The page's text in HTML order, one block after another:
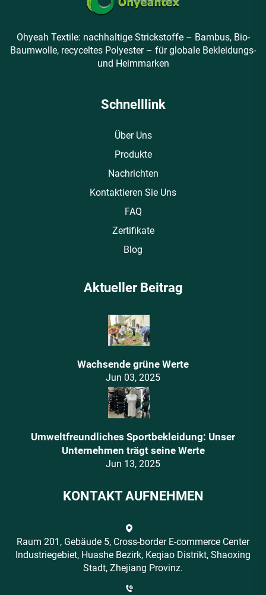
Ohyeah Textile: nachhaltige Strickstoffe – Bambus, Bio-
Baumwolle, recyceltes Polyester – für globale Bekleidungs-
und Heimmarken
Schnelllink
Über Uns
Produkte
Nachrichten
Kontaktieren Sie Uns
FAQ
Zertifikate
Blog
Aktueller Beitrag
Wachsende grüne Werte
Jun 03, 2025
Umweltfreundliches Sportbekleidung: Unser
Unternehmen trägt seine Werte
Jun 13, 2025
KONTAKT AUFNEHMEN
Raum 201, Gebäude 5, Cross-border E-commerce Center
Industriegebiet, Huashe Bezirk, Keqiao Distrikt, Shaoxing
Stadt, Zhejiang Provinz.